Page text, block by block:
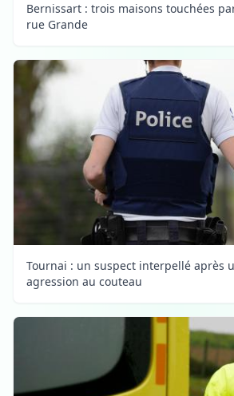
Bernissart : trois maisons touchées
rue Grande
Tournai : un suspect interpellé après
agression au couteau